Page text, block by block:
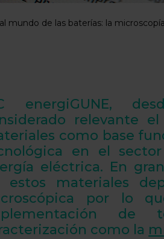
mundo de las baterías: la
energiGUNE,
relevante el
como base
en el
eléctrica. En
estos materiales
por lo
de
como la